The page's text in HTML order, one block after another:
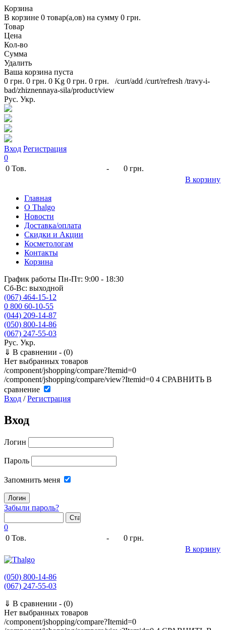
Корзина
В корзине 0 товар(а,ов) на сумму 0 грн.
Товар
Цена
Кол-во
Сумма
Удалить
Ваша корзина пуста
0 грн. 0 грн. 0 Kg 0 грн. 0 грн. /curt/add /curt/refresh /travy-i-
bad/zhiznennaya-sila/product/view
Рус. Укр.
Вход Регистрация
0
0 Тов. -
0 грн.
В корзину
Главная
O Thalgo
Новости
Доставка/оплата
Скидки и Акции
Косметологам
Контакты
Корзина
График работы Пн-Пт: 9:00 - 18:30
Сб-Вс: выходной
(067) 464-15-12
0 800 60-10-55
(044) 209-14-87
(050) 800-14-86
(067) 247-55-03
Рус. Укр.
⇓ В сравнении - (0)
Нет выбранных товаров
/component/jshopping/compare?Itemid=0
/component/jshopping/compare/view?Itemid=0 4 СРАВНИТЬ В
сравнение
Вход /Регистрация
Вход
Логин
Пароль
Запомнить меня
Забыли пароль?
0
0 Тов. -
0 грн.
В корзину
(050) 800-14-86
(067) 247-55-03
⇓ В сравнении - (0)
Нет выбранных товаров
/component/jshopping/compare?Itemid=0